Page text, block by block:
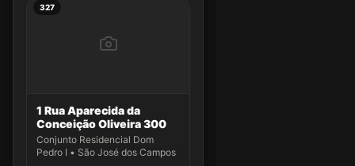
327
1 Rua Aparecida da
Conceição Oliveira 300
Conjunto Residencial Dom
Pedro I • São José dos Campos